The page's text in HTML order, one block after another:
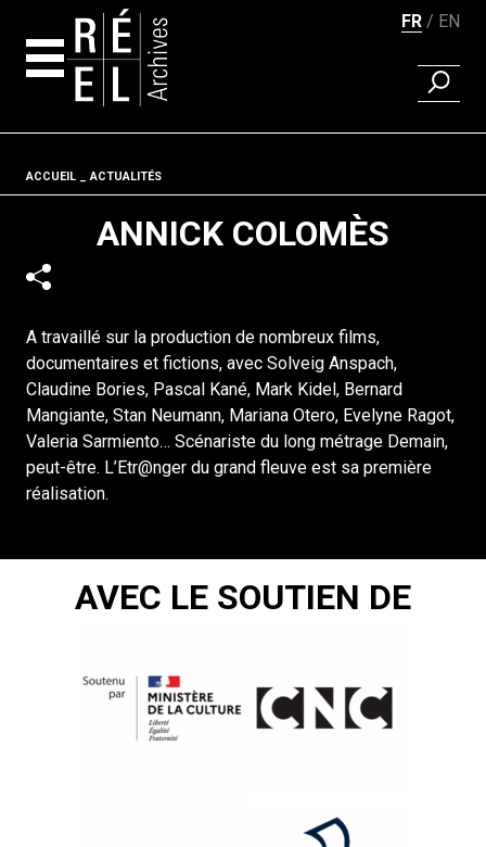
FR EN
Fil d'ariane
ACCUEIL ACTUALITÉS
ANNICK COLOMÈS
A travaillé sur la production de nombreux films,
documentaires et fictions, avec Solveig Anspach,
Claudine Bories, Pascal Kané, Mark Kidel, Bernard
Mangiante, Stan Neumann, Mariana Otero, Evelyne Ragot,
Valeria Sarmiento… Scénariste du long métrage Demain,
peut-être. L’Etr@nger du grand fleuve est sa première
réalisation.
AVEC LE SOUTIEN DE